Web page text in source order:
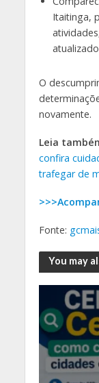
Itaitinga,
O
novamente.
Leia
confira
trafegar de
Fonte:
You may